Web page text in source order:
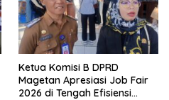
Ketua Komisi B DPRD
Magetan Apresiasi Job Fair
2026 di Tengah Efisiensi